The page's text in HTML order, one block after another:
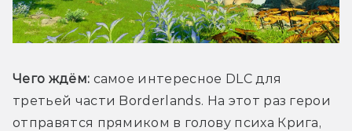
Чего ждём: самое интересное DLC для
третьей части Borderlands. На этот раз герои
отправятся прямиком в голову психа Крига,